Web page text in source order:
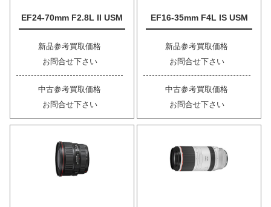
EF24-70mm F2.8L II USM
新品参考買取価格
お問合せ下さい
中古参考買取価格
お問合せ下さい
EF16-35mm F4L IS USM
新品参考買取価格
お問合せ下さい
中古参考買取価格
お問合せ下さい